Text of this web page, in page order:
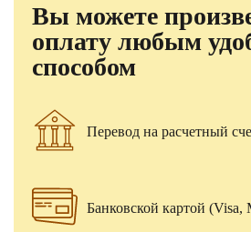
Вы можете
оплату любым
способом
Перевод на расчетный
Банковской картой